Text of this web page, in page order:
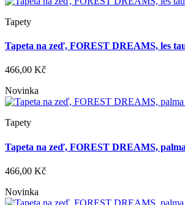
Tapety
Tapeta na zeď, FOREST DREAMS, les
466,00 Kč
Novinka
Tapety
Tapeta na zeď, FOREST DREAMS,
466,00 Kč
Novinka